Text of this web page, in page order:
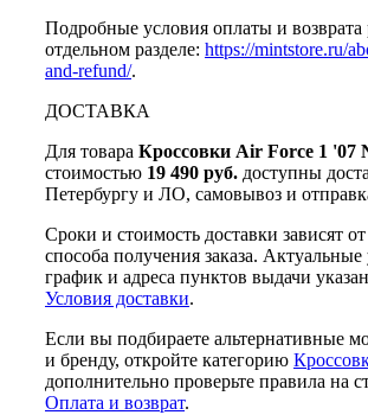
Подробные условия оплаты и
отдельном разделе: https://mintstore.ru/
and-refund/.
ДОСТАВКА
Для товара Кроссовки Air Force 1 '07
стоимостью 19 490 руб. доступны
Петербургу и ЛО, самовывоз и
Сроки и стоимость доставки зависят
способа получения заказа. Актуальные
график и адреса пунктов выдачи
Условия доставки.
Если вы подбираете альтернативные
и бренду, откройте категорию
дополнительно проверьте правила на
Оплата и возврат.